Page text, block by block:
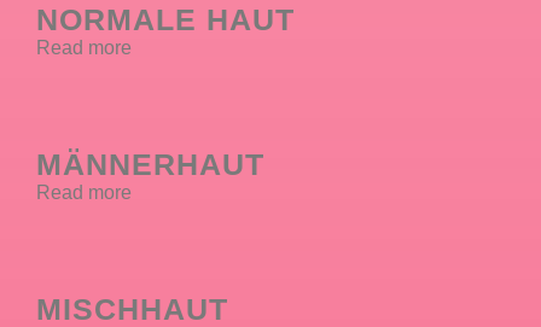
NORMALE HAUT
Read more
MÄNNERHAUT
Read more
MISCHHAUT